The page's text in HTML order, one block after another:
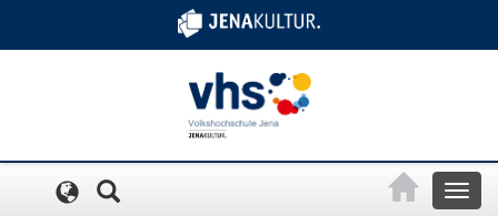
Toggle